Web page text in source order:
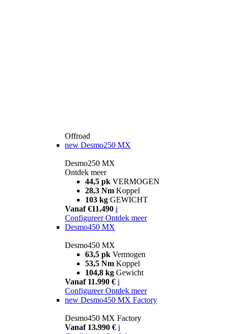
Offroad
new Desmo250 MX
Desmo250 MX
Ontdek meer
44,5 pk VERMOGEN
28,3 Nm Koppel
103 kg GEWICHT
Vanaf €11.490 i
Configureer Ontdek meer
Desmo450 MX
Desmo450 MX
63,5 pk Vermogen
53,5 Nm Koppel
104,8 kg Gewicht
Vanaf 11.990 € i
Configureer Ontdek meer
new Desmo450 MX Factory
Desmo450 MX Factory
Vanaf 13.990 € i